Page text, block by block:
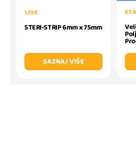
1,13 €
STERI-STRIP 6mm x 75mm
SAZNAJ VIŠE